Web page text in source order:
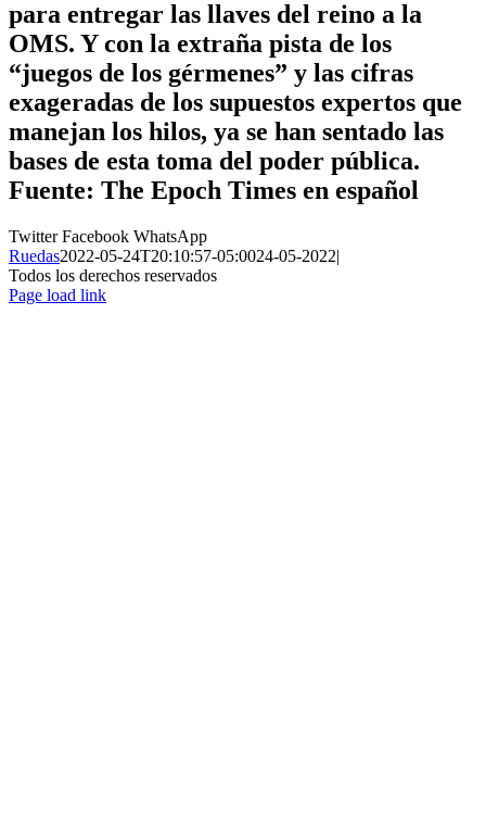
para entregar las llaves del reino a la
OMS. Y con la extraña pista de los
“juegos de los gérmenes” y las cifras
exageradas de los supuestos expertos que
manejan los hilos, ya se han sentado las
bases de esta toma del poder pública.
Fuente: The Epoch Times en español
TwitterFacebook WhatsApp
Ruedas2022-05-24T20:10:57-05:0024-05-2022|
Todos los derechos reservados
Page load link